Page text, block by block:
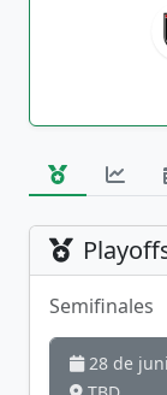
Semifinales
28 de